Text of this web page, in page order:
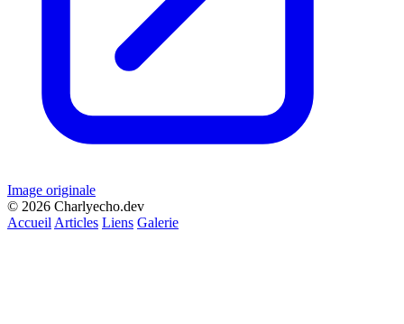
Image originale
© 2026 Charlyecho.dev
Accueil Articles Liens Galerie